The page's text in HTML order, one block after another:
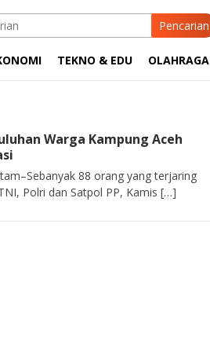
Pencarian
TEKNO & EDU OLAHRAGA
Warga Kampung Aceh
88 orang yang terjaring
Polri dan Satpol PP, Kamis […]